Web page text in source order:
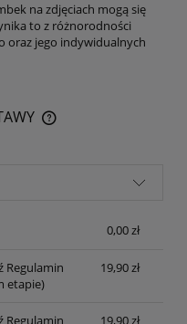
na zdjęciach mogą się
to z różnorodności
oraz jego indywidualnych
KOSZTÓW PŁATNOŚCI
0,00 zł
Regulamin
etapie)
19,90 zł
Regulamin 19,90 zł